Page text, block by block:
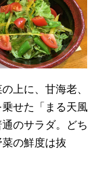
上に、甘海老、
せた「まる天風
のサラダ。どち
の鮮度は抜